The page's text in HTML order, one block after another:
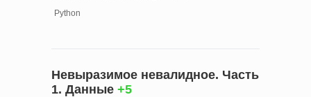
Python
Невыразимое невалидное. Часть
1. Данные +5